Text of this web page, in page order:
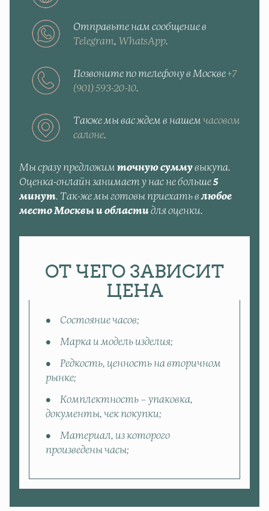
Отправьте нам сообщение в
Telegram, WhatsApp.
Позвоните по телефону в Москве+7
(901) 593-20-10.
Также мы вас ждем в нашем часовом
салоне.
Мы сразу предложим точную суммувыкупа.
Оценка-онлайн занимает у нас не больше5
минут. Так-же мы готовы приехать влюбое
место Москвы и областидля оценки.
ОТ ЧЕГО ЗАВИСИТ
ЦЕНА
Состояние часов;
Марка и модель изделия;
Редкость, ценность на вторичном
рынке;
Комплектность – упаковка,
документы, чек покупки;
Материал, из которого
произведены часы;